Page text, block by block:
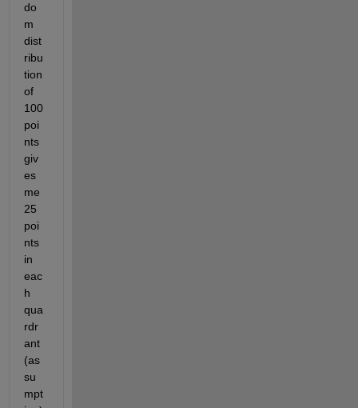
do
m
dist
ribu
tion
of
100
poi
nts
giv
es
me
25
poi
nts
in
eac
h
qua
rdr
ant
(as
su
mpt